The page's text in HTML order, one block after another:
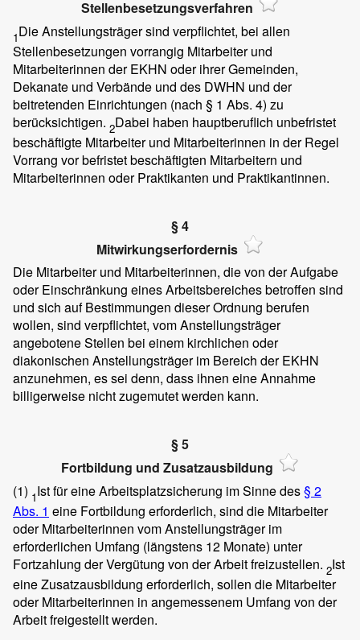
Stellenbesetzungsverfahren
1Die Anstellungsträger sind verpflichtet, bei allen
Stellenbesetzungen vorrangig Mitarbeiter und
Mitarbeiterinnen der EKHN oder ihrer Gemeinden,
Dekanate und Verbände und des DWHN und der
beitretenden Einrichtungen (nach § 1 Abs. 4) zu
berücksichtigen. 2Dabei haben hauptberuflich unbefristet
beschäftigte Mitarbeiter und Mitarbeiterinnen in der Regel
Vorrang vor befristet beschäftigten Mitarbeitern und
Mitarbeiterinnen oder Praktikanten und Praktikantinnen.
§ 4
Mitwirkungserfordernis
Die Mitarbeiter und Mitarbeiterinnen, die von der Aufgabe
oder Einschränkung eines Arbeitsbereiches betroffen sind
und sich auf Bestimmungen dieser Ordnung berufen
wollen, sind verpflichtet, vom Anstellungsträger
angebotene Stellen bei einem kirchlichen oder
diakonischen Anstellungsträger im Bereich der EKHN
anzunehmen, es sei denn, dass ihnen eine Annahme
billigerweise nicht zugemutet werden kann.
§ 5
Fortbildung und Zusatzausbildung
(1) 1Ist für eine Arbeitsplatzsicherung im Sinne des§ 2
Abs. 1 eine Fortbildung erforderlich, sind die Mitarbeiter
oder Mitarbeiterinnen vom Anstellungsträger im
erforderlichen Umfang (längstens 12 Monate) unter
Fortzahlung der Vergütung von der Arbeit freizustellen. 2Ist
eine Zusatzausbildung erforderlich, sollen die Mitarbeiter
oder Mitarbeiterinnen in angemessenem Umfang von der
Arbeit freigestellt werden.